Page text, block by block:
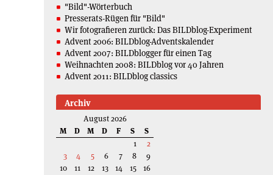
"Bild"-Wörterbuch
Presserats-Rügen für "Bild"
Wir fotografieren zurück: Das BILDblog-Experiment
Advent 2006: BILDblog-Adventskalender
Advent 2007: BILDblogger für einen Tag
Weihnachten 2008: BILDblog vor 40 Jahren
Advent 2011: BILDblog classics
Archiv
August 2026
M
D M D F S
S
1
2
3
4 5 6 7 8
9
10
11 12 13 14 15
16